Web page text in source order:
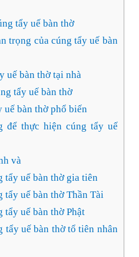
tẩy uế bàn thờ
trọng của cúng tẩy uế bàn
uế bàn thờ tại nhà
tẩy uế bàn thờ
uế bàn thờ phổ biến
để thực hiện cúng tẩy uế
và
tẩy uế bàn thờ gia tiên
tẩy uế bàn thờ Thần Tài
tẩy uế bàn thờ Phật
tẩy uế bàn thờ tổ tiên nhân